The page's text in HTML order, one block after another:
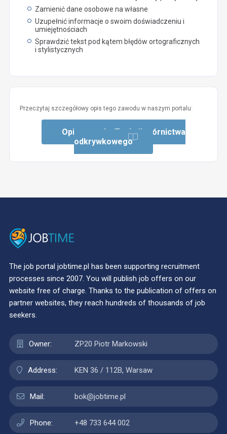
Zamienić dane osobowe na własne
Uzupełnić informacje o swoim doświadczeniu i
umiejętnościach
Sprawdzić tekst pod kątem błędów ortograficznych
i stylistycznych
Przeczytaj szczegółowy opis tego zawodu w naszym portalu:
Opis zawodu: Technik górnictwa
odkrywkowego
The job portal jobtime.pl has been supporting recruitment
processes since 2007. You will publish job offers on our
website free of charge. Thanks to the publication of offers on
partner websites, they reach hundreds of thousands of job
seekers.
Owner: ZP20 Piotr Markowski
Address: KEN 36 / 112B, Warsaw
Mail: bok@jobtime.pl
Phone: +48 733 644 002